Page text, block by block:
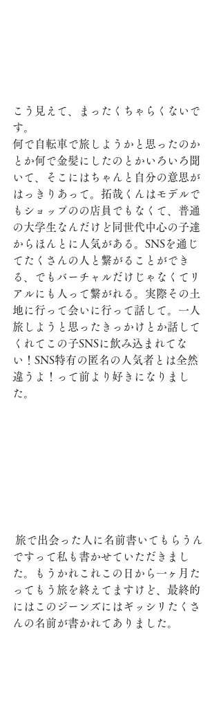
こう見えて、まったくちゃらくないで
す。
何で自転車で旅しようかと思ったのか
とか何で金髪にしたのとかいろいろ聞
いて、そこにはちゃんと自分の意思が
はっきりあって。拓哉くんはモデルで
もショップのの店員でもなくて、普通
の大学生なんだけど同世代中心の子達
からほんとに人気がある。SNSを通じ
てたくさんの人と繋がることができ
る、でもバーチャルだけじゃなくてリ
アルにも人って繋がれる。実際その土
地に行って会いに行って話して。一人
旅しようと思ったきっかけとか話して
くれてこの子SNSに飲み込まれてな
い！SNS特有の匿名の人気者とは全然
違うよ！って前より好きになりまし
た。
ですって私も書かせていただきまし
た。もうかれこれこの日から一ヶ月た
ってもう旅を終えてますけど、最終的
にはこのジーンズにはギッシリたくさ
んの名前が書かれてありました。